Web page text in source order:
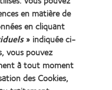
en matière de
en cliquant
» indiquée ci-
vous pouvez
à tout moment
des Cookies,